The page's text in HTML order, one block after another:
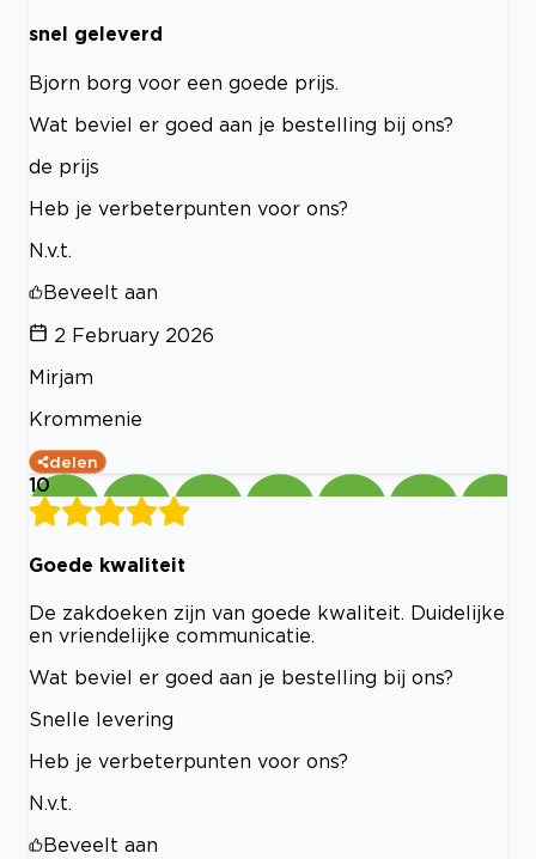
snel geleverd
Bjorn borg voor een goede prijs.
Wat beviel er goed aan je bestelling bij ons?
de prijs
Heb je verbeterpunten voor ons?
N.v.t.
Beveelt aan
2 February 2026
Mirjam
Krommenie
delen
10
Goede kwaliteit
De zakdoeken zijn van goede kwaliteit. Duidelijke
en vriendelijke communicatie.
Wat beviel er goed aan je bestelling bij ons?
Snelle levering
Heb je verbeterpunten voor ons?
N.v.t.
Beveelt aan